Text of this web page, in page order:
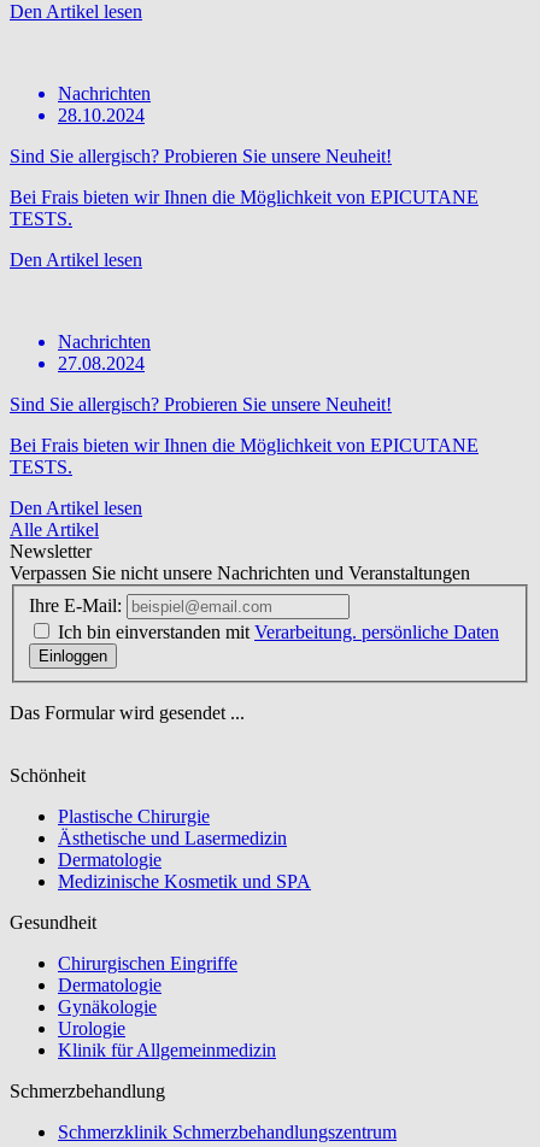
Den Artikel lesen
Nachrichten
28.10.2024
Sind Sie allergisch? Probieren Sie unsere Neuheit!
Bei Frais bieten wir Ihnen die Möglichkeit von EPICUTANE
TESTS.
Den Artikel lesen
Nachrichten
27.08.2024
Sind Sie allergisch? Probieren Sie unsere Neuheit!
Bei Frais bieten wir Ihnen die Möglichkeit von EPICUTANE
TESTS.
Den Artikel lesen
Alle Artikel
Newsletter
Verpassen Sie nicht unsere Nachrichten und Veranstaltungen
Ihre E-Mail:
Ich bin einverstanden mit Verarbeitung. persönliche Daten
Einloggen
Das Formular wird gesendet ...
Schönheit
Plastische Chirurgie
Ästhetische und Lasermedizin
Dermatologie
Medizinische Kosmetik und SPA
Gesundheit
Chirurgischen Eingriffe
Dermatologie
Gynäkologie
Urologie
Klinik für Allgemeinmedizin
Schmerzbehandlung
Schmerzklinik Schmerzbehandlungszentrum